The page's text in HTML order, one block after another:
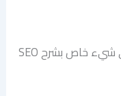
يمكنك التواصل معنا للإستفسار عن أي شيء خاص بشرح SEO